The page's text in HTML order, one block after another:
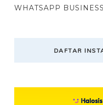
WHATSAPP BUSINESS
DAFTAR